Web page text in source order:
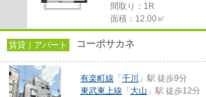
間取り：1R
面積：12.00㎡
賃貸｜アパート コーポサカネ
有楽町線 「 千川
」駅 徒歩9分
東武東上線 「 大山 」駅 徒歩12分